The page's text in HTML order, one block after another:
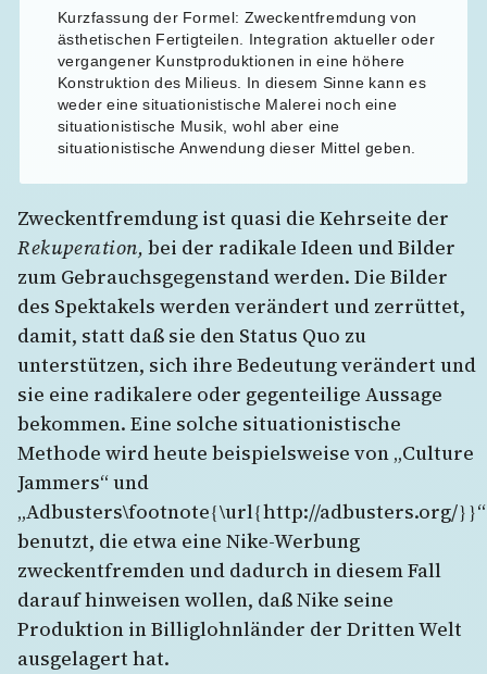
Kurzfassung der Formel: Zweckentfremdung von
ästhetischen Fertigteilen. Integration aktueller oder
vergangener Kunstproduktionen in eine höhere
Konstruktion des Milieus. In diesem Sinne kann es
weder eine situationistische Malerei noch eine
situationistische Musik, wohl aber eine
situationistische Anwendung dieser Mittel geben.
Zweckentfremdung ist quasi die Kehrseite der
Rekuperation, bei der radikale Ideen und Bilder
zum Gebrauchsgegenstand werden. Die Bilder
des Spektakels werden verändert und zerrüttet,
damit, statt daß sie den Status Quo zu
unterstützen, sich ihre Bedeutung verändert und
sie eine radikalere oder gegenteilige Aussage
bekommen. Eine solche situationistische
Methode wird heute beispielsweise von „Culture
Jammers“ und
„Adbusters\footnote{\url{http://adbusters.org/}}“
benutzt, die etwa eine Nike-Werbung
zweckentfremden und dadurch in diesem Fall
darauf hinweisen wollen, daß Nike seine
Produktion in Billiglohnländer der Dritten Welt
ausgelagert hat.